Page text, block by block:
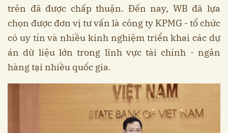
trên đã được chấp thuận. Đến nay, WB đã lựa
chọn được đơn vị tư vấn là công ty KPMG - tổ chức
có uy tín và nhiều kinh nghiệm triển khai các dự
án dữ liệu lớn trong lĩnh vực tài chính - ngân
hàng tại nhiều quốc gia.